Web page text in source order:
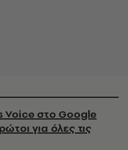
Voice στο Google
για όλες τις